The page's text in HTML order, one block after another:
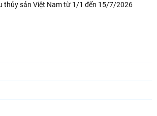
thủy sản Việt Nam từ 1/1 đến 15/7/2026